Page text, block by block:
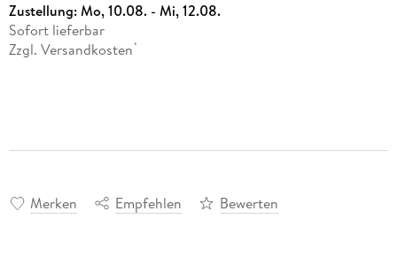
Zustellung:Mo, 10.08. - Mi, 12.08.
Sofort lieferbar
Zzgl. Versandkosten *
Merken Empfehlen Bewerten